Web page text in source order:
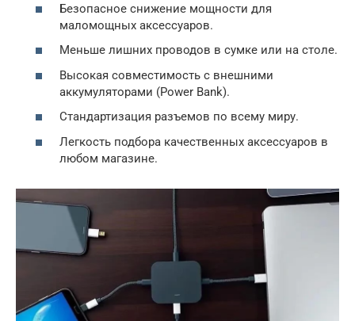
Безопасное снижение мощности для
маломощных аксессуаров.
Меньше лишних проводов в сумке или на столе.
Высокая совместимость с внешними
аккумуляторами (Power Bank).
Стандартизация разъемов по всему миру.
Легкость подбора качественных аксессуаров в
любом магазине.